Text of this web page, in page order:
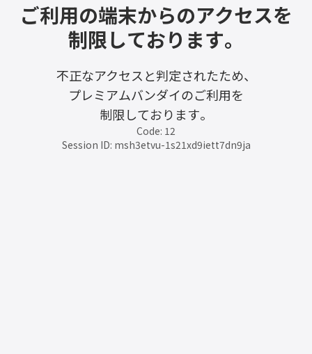
ご利用の端末からのアクセスを
制限しております。
不正なアクセスと判定されたため、
プレミアムバンダイのご利用を
制限しております。
Code: 12
Session ID: msh3etvu-1s21xd9iett7dn9ja